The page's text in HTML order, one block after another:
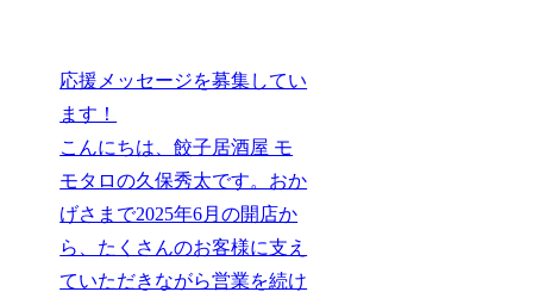
応援メッセージを募集してい
ます！
こんにちは、餃子居酒屋 モ
モタロの久保秀太です。おか
げさまで2025年6月の開店か
ら、たくさんのお客様に支え
ていただきながら営業を続け